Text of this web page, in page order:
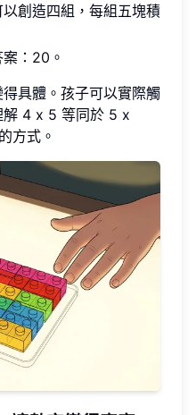
創造四組，每組五塊積
：20。
具體。孩子可以實際觸
解 4 x 5 等同於 5 x
方式。